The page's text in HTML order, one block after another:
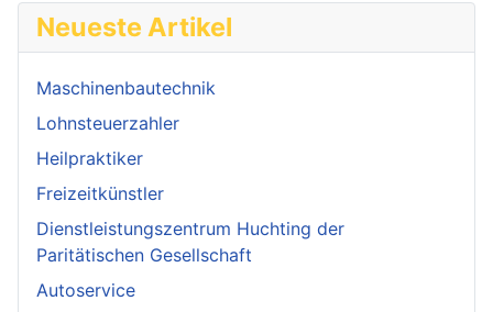
Neueste Artikel
Maschinenbautechnik
Lohnsteuerzahler
Heilpraktiker
Freizeitkünstler
Dienstleistungszentrum Huchting der
Paritätischen Gesellschaft
Autoservice